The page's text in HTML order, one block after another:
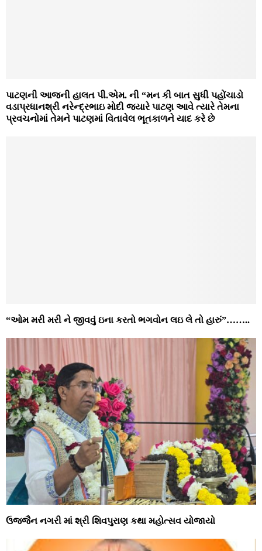
પાટણની આજની હાલત પી.એમ. ની “મન કી બાત સુધી પહોંચાડો
વડાપ્રધાનશ્રી નરેન્દ્રભાઇ મોદી જ્યારે પાટણ આવે ત્યારે તેમના
પ્રવચનોમાં તેમને પાટણમાં વિતાવેલ ભૂતકાળને યાદ કરે છે
“ઓમ મરી મરી ને જીવવું ઇના કરતો ભગવોન લઇ લે તો હારું”……..
ઉજ્જૈન નગરી માં શ્રી શિવપુરાણ કથા મહોત્સવ યોજાયો